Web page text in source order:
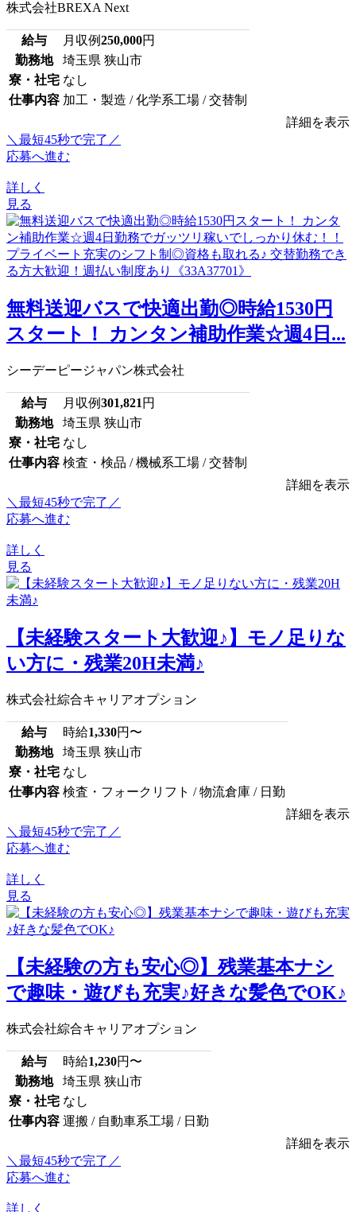
株式会社BREXA Next
給与 月収例250,000円
勤務地
埼玉県 狭山市
寮・社宅 なし
仕事内容 加工・製造 / 化学系工場 / 交替制
詳細を表示
＼最短45秒で完了／
応募へ進む
詳しく
見る
無料送迎バスで快適出勤◎時給1530円
スタート！ カンタン補助作業☆週4日...
シーデーピージャパン株式会社
給与 月収例301,821 円
勤務地
埼玉県 狭山市
寮・社宅 なし
仕事内容 検査・検品 / 機械系工場 / 交替制
詳細を表示
＼最短45秒で完了／
応募へ進む
詳しく
見る
【未経験スタート大歓迎♪】モノ足りな
い方に・残業20H未満♪
株式会社綜合キャリアオプション
給与 時給1,330円〜
勤務地
埼玉県 狭山市
寮・社宅 なし
仕事内容 検査・フォークリフト / 物流倉庫 / 日勤
詳細を表示
＼最短45秒で完了／
応募へ進む
詳しく
見る
【未経験の方も安心◎】残業基本ナシ
で趣味・遊びも充実♪好きな髪色でOK♪
株式会社綜合キャリアオプション
給与 時給1,230円〜
勤務地
埼玉県 狭山市
寮・社宅 なし
仕事内容 運搬 / 自動車系工場 / 日勤
詳細を表示
＼最短45秒で完了／
応募へ進む
詳しく